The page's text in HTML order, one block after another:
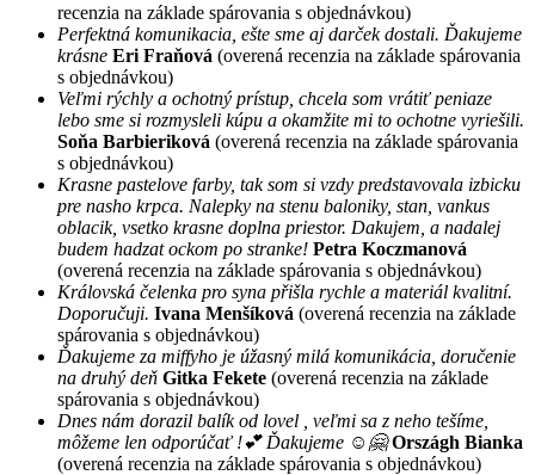
recenzia na základe spárovania s objednávkou)
Perfektná komunikacia, ešte sme aj darček dostali. Ďakujeme
krásne Eri Fraňová (overená recenzia na základe spárovania
s objednávkou)
Veľmi rýchly a ochotný prístup, chcela som vrátiť peniaze
lebo sme si rozmysleli kúpu a okamžite mi to ochotne vyriešili.
Soňa Barbieriková (overená recenzia na základe spárovania
s objednávkou)
Krasne pastelove farby, tak som si vzdy predstavovala izbicku
pre nasho krpca. Nalepky na stenu baloniky, stan, vankus
oblacik, vsetko krasne doplna priestor. Dakujem, a nadalej
budem hadzat ockom po stranke! Petra Koczmanová
(overená recenzia na základe spárovania s objednávkou)
Královská čelenka pro syna přišla rychle a materiál kvalitní.
Doporučuji. Ivana Menšíková (overená recenzia na základe
spárovania s objednávkou)
Ďakujeme za miffyho je úžasný milá komunikácia, doručenie
na druhý deň Gitka Fekete (overená recenzia na základe
spárovania s objednávkou)
Dnes nám dorazil balík od lovel , veľmi sa z neho tešíme,
môžeme len odporúčať !💕 Ďakujeme ☺️🤗 Országh Bianka
(overená recenzia na základe spárovania s objednávkou)